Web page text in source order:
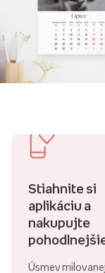
Stiahnite si
aplikáciu a
nakupujte
Úsmev